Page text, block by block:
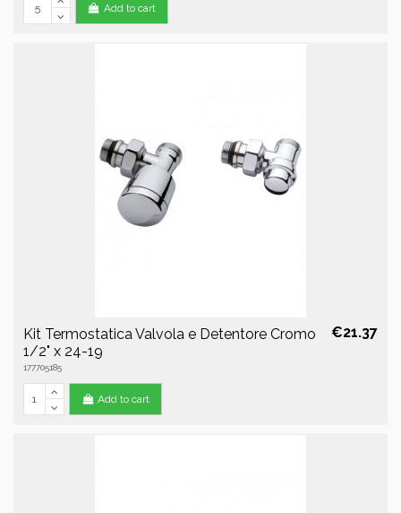
Add to cart
Kit Termostatica Valvola e Detentore Cromo
1/2" x 24-19
177705185
€21.37
Add to cart